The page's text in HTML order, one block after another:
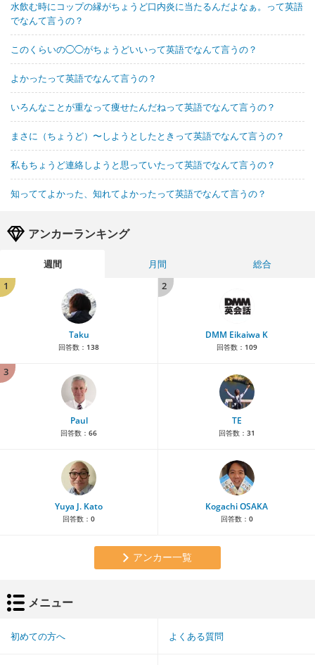
水飲む時にコップの縁がちょうど口内炎に当たるんだよなぁ。って英語
でなんて言うの？
このくらいの◯◯がちょうどいいって英語でなんて言うの？
よかったって英語でなんて言うの？
いろんなことが重なって痩せたんだねって英語でなんて言うの？
まさに（ちょうど）〜しようとしたときって英語でなんて言うの？
私もちょうど連絡しようと思っていたって英語でなんて言うの？
知っててよかった、知れてよかったって英語でなんて言うの？
アンカーランキング
週間 月間
総合
1
Taku
回答数： 138
2
DMM Eikaiwa K
回答数： 109
3
Paul
回答数： 66
TE
回答数： 31
Yuya J. Kato
回答数： 0
Kogachi OSAKA
回答数： 0
アンカー一覧
メニュー
初めての方へ よくある質問